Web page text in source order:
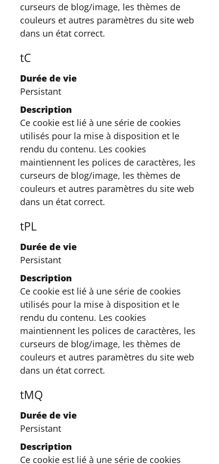
curseurs de blog/image, les thèmes de
couleurs et autres paramètres du site web
dans un état correct.
tC
Durée de vie
Persistant
Description
Ce cookie est lié à une série de cookies
utilisés pour la mise à disposition et le
rendu du contenu. Les cookies
maintiennent les polices de caractères, les
curseurs de blog/image, les thèmes de
couleurs et autres paramètres du site web
dans un état correct.
tPL
Durée de vie
Persistant
Description
Ce cookie est lié à une série de cookies
utilisés pour la mise à disposition et le
rendu du contenu. Les cookies
maintiennent les polices de caractères, les
curseurs de blog/image, les thèmes de
couleurs et autres paramètres du site web
dans un état correct.
tMQ
Durée de vie
Persistant
Description
Ce cookie est lié à une série de cookies